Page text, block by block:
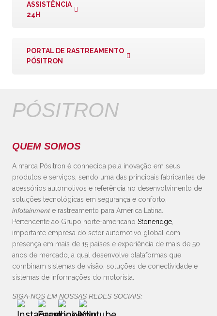
ASSISTÊNCIA
24H
PORTAL DE RASTREAMENTO
PÓSITRON
PÓSITRON
QUEM SOMOS
A marca Pósitron é conhecida pela inovação em seus
produtos e serviços, sendo uma das principais fabricantes de
acessórios automotivos e referência no desenvolvimento de
soluções tecnológicas em segurança e conforto,
infotainmente rastreamento para América Latina.
Pertencente ao Grupo norte-americano Stoneridge
importante empresa do setor automotivo global com
presença em mais de 15 países e experiência de mais de 50
anos de mercado, a qual desenvolve plataformas que
combinam sistemas de visão, soluções de conectividade e
sistemas de informações do motorista.
SIGA-NOS EM NOSSAS REDES SOCIAIS: